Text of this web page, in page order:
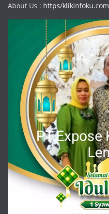
About Us : https/klikinfoku.com